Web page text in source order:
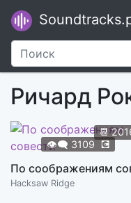
Ричард
📆
👁️‍🗨️ 3109 💽
Hacksaw Ridge